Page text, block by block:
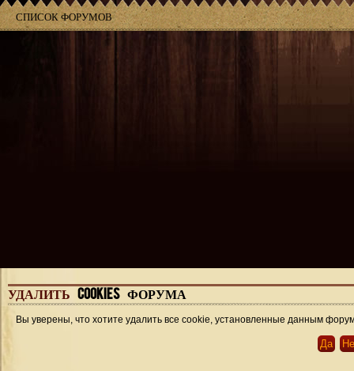
СПИСОК ФОРУМОВ
УДАЛИТЬ COOKIES ФОРУМА
Вы уверены, что хотите удалить все cookie, установленные данным